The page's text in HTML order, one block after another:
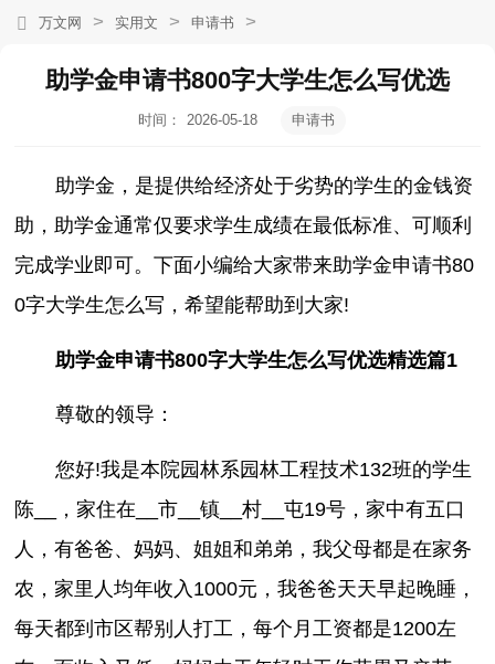
万文网 > 实用文 > 申请书 >
助学金申请书800字大学生怎么写优选
时间：
2026-05-18
申请书
助学金，是提供给经济处于劣势的学生的金钱资
助，助学金通常仅要求学生成绩在最低标准、可顺利
完成学业即可。下面小编给大家带来助学金申请书80
0字大学生怎么写，希望能帮助到大家!
助学金申请书800字大学生怎么写优选精选篇1
尊敬的领导：
您好!我是本院园林系园林工程技术132班的学生
陈__，家住在__市__镇__村__屯19号，家中有五口
人，有爸爸、妈妈、姐姐和弟弟，我父母都是在家务
农，家里人均年收入1000元，我爸爸天天早起晚睡，
每天都到市区帮别人打工，每个月工资都是1200左